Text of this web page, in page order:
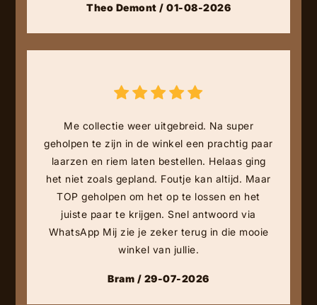
Theo Demont / 01-08-2026
Me collectie weer uitgebreid. Na super
geholpen te zijn in de winkel een prachtig paar
laarzen en riem laten bestellen. Helaas ging
het niet zoals gepland. Foutje kan altijd. Maar
TOP geholpen om het op te lossen en het
juiste paar te krijgen. Snel antwoord via
WhatsApp Mij zie je zeker terug in die mooie
winkel van jullie.
Bram / 29-07-2026